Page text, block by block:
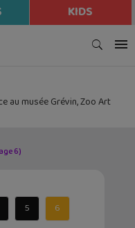
KIDS
au musée Grévin, Zoo Art
6)
5 6